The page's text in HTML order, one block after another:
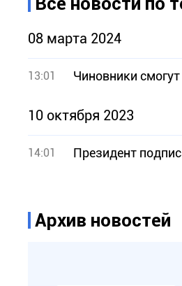
08 марта 2024
13:01 Чиновники
10 октября 2023
14:01 Президент
Архив новостей